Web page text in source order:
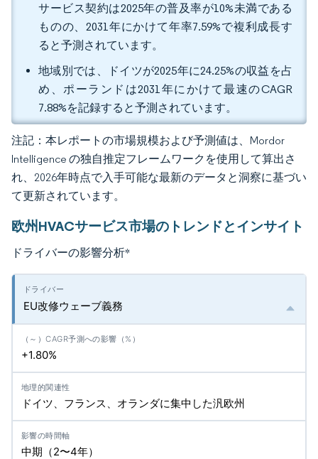
サービス契約は2025年の普及率が10%未満である
ものの、2031年にかけて年率7.59%で複利成長す
ると予測されています。
地域別では、ドイツが2025年に24.25%の収益を占
め、ポーランドは2031年にかけて最速のCAGR
7.88%を記録すると予測されています。
注記：本レポートの市場規模および予測値は、Mordor
Intelligence の独自推定フレームワークを使用して算出さ
れ、2026年時点で入手可能な最新のデータと洞察に基づい
て更新されています。
欧州HVACサービス市場のトレンドとインサイト
ドライバーの影響分析*
EU改修ウェーブ義務
+1.80%
ドイツ、フランス、オランダに集中した汎欧州
中期（2〜4年）